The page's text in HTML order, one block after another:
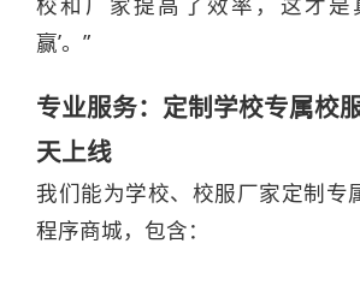
赢’。”
专业服务：定制学校专属校
天上线
我们能为学校、校服厂家定制专
程序商城，包含：